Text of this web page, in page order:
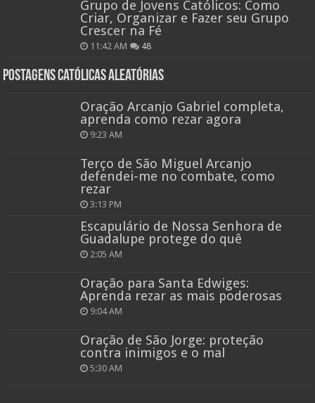
Grupo de Jovens Católicos: Como
Criar, Organizar e Fazer seu Grupo
Crescer na Fé
11:42 AM 48
Postagens católicas aleatórias
Oração Arcanjo Gabriel completa,
aprenda como rezar agora
9:23 AM
Terço de São Miguel Arcanjo
defendei-me no combate, como
rezar
3:13 PM
Escapulário de Nossa Senhora de
Guadalupe protege do quê
2:05 AM
Oração para Santa Edwiges:
Aprenda rezar as mais poderosas
9:04 AM
Oração de São Jorge: proteção
contra inimigos e o mal
5:30 AM